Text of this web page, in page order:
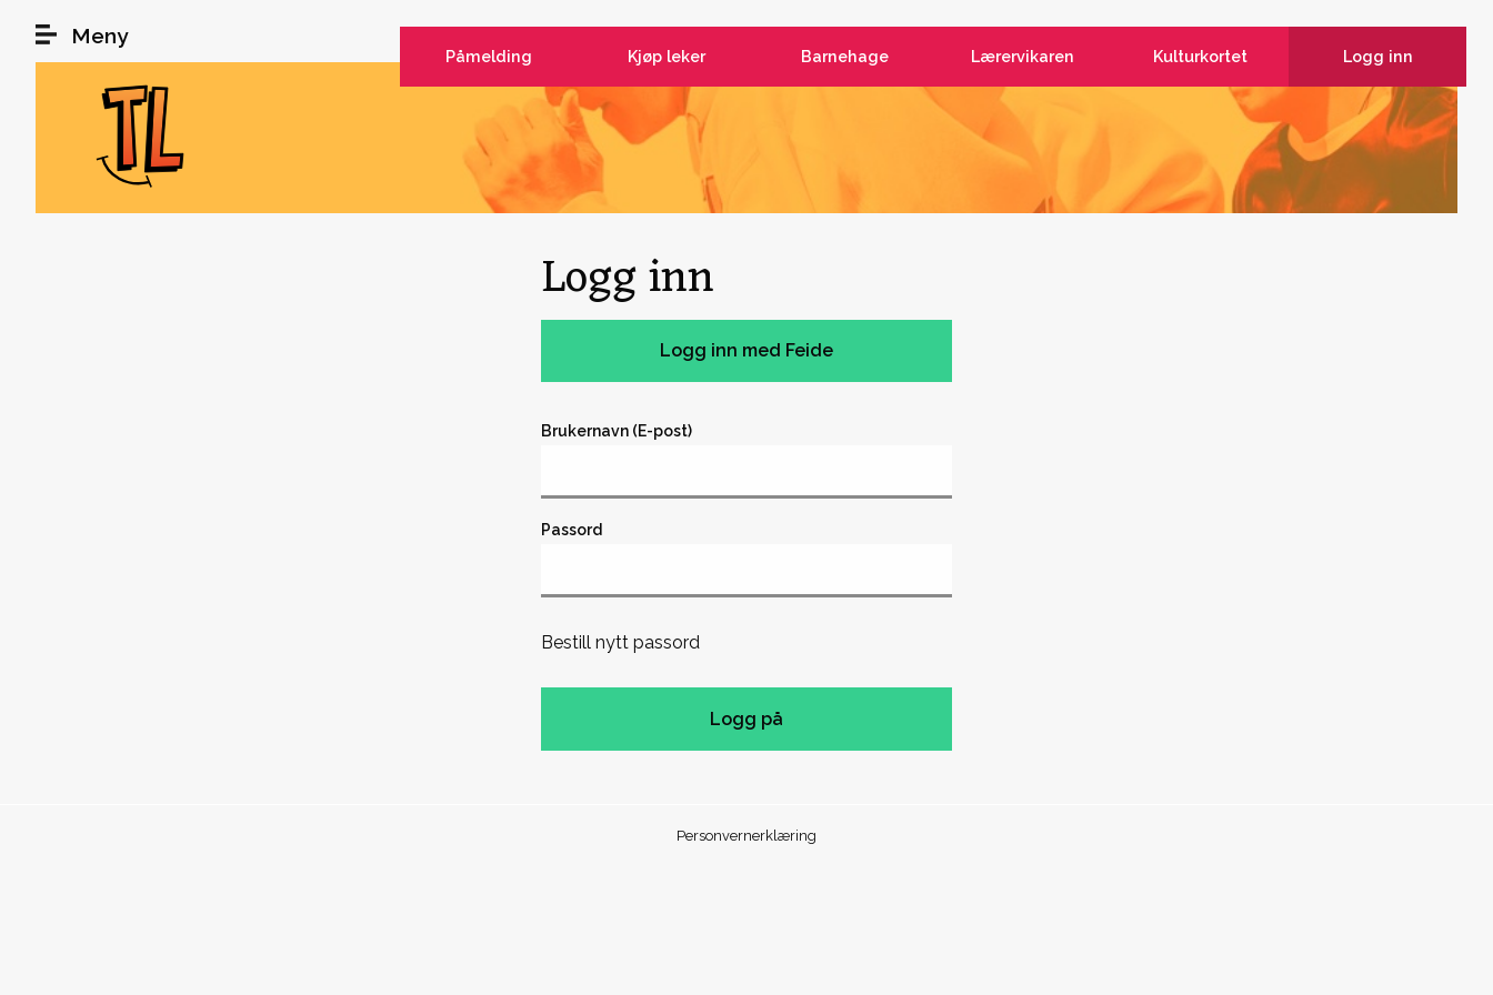
Meny
Påmelding Kjøp leker Barnehage Lærervikaren Kulturkortet Logg inn
Logg inn
Brukernavn (E-post)
Passord
Bestill nytt passord
Personvernerklæring